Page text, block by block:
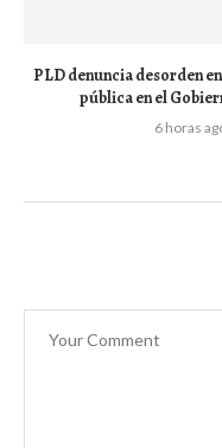
PLD denuncia desorden
pública en el
6 horas